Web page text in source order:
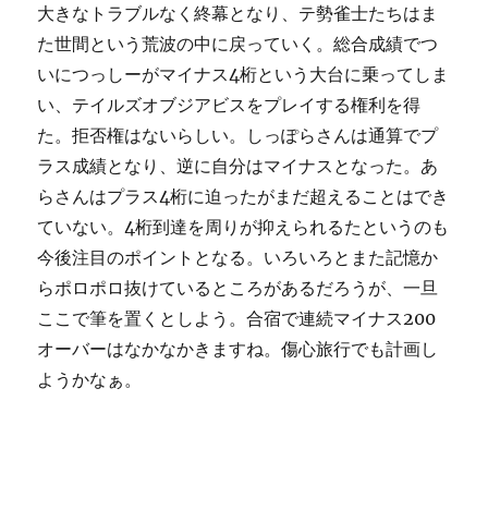
大きなトラブルなく終幕となり、テ勢雀士たちはま
た世間という荒波の中に戻っていく。総合成績でつ
いにつっしーがマイナス4桁という大台に乗ってしま
い、テイルズオブジアビスをプレイする権利を得
た。拒否権はないらしい。しっぽらさんは通算でプ
ラス成績となり、逆に自分はマイナスとなった。あ
らさんはプラス4桁に迫ったがまだ超えることはでき
ていない。4桁到達を周りが抑えられるたというのも
今後注目のポイントとなる。いろいろとまた記憶か
らポロポロ抜けているところがあるだろうが、一旦
ここで筆を置くとしよう。合宿で連続マイナス200
オーバーはなかなかきますね。傷心旅行でも計画し
ようかなぁ。